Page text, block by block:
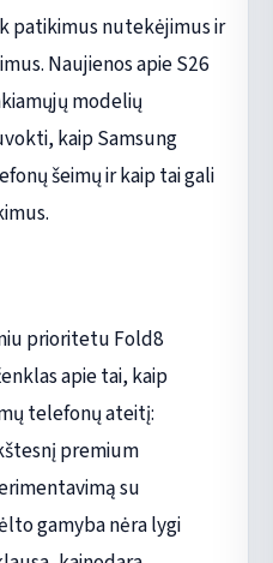
patikimus nutekėjimus ir
Naujienos apie S26
modelių
kaip Samsung
šeimų ir kaip tai gali
prioritetu Fold8
apie tai, kaip
telefonų ateitį:
premium
su
gamyba nėra lygi